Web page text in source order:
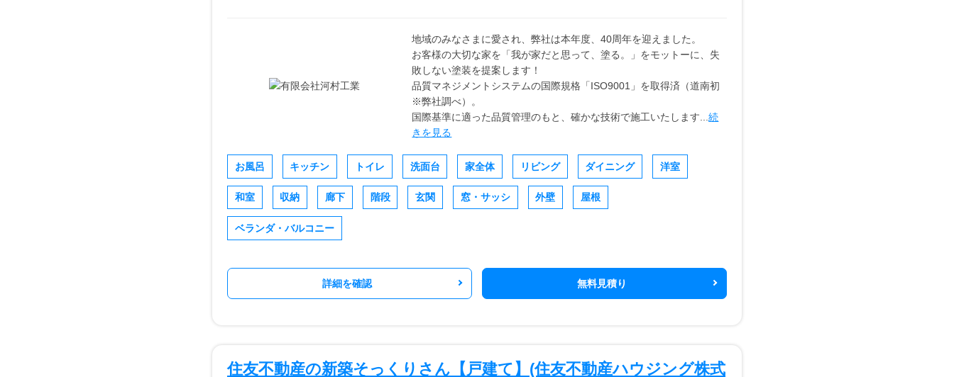
地域のみなさまに愛され、弊社は本年度、40周年を迎えました。
お客様の大切な家を「我が家だと思って、塗る。」をモットーに、失
敗しない塗装を提案します！
品質マネジメントシステムの国際規格「ISO9001」を取得済（道南初
※弊社調べ）。
国際基準に適った品質管理のもと、確かな技術で施工いたします...続
きを見る
お風呂 キッチン トイレ 洗面台 家全体 リビング ダイニング 洋室
和室 収納 廊下 階段 玄関 窓・サッシ 外壁 屋根
ベランダ・バルコニー
詳細を確認 無料見積り
住友不動産の新築そっくりさん【戸建て】(住友不動産ハウジング株式